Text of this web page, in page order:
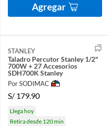
Agregar
STANLEY
Taladro Percutor Stanley 1/2"
700W + 27 Accesorios
SDH700K Stanley
Por SODIMAC
S/ 179.90
Llega hoy
Retira desde 120 min